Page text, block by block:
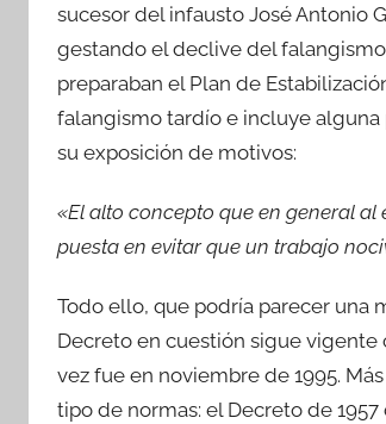
sucesor del infausto José Antonio
gestando el declive del falangismo
preparaban el Plan de
falangismo tardío e incluye
su exposición de motivos:
«El alto concepto que en general
puesta en evitar que un trabajo
Todo ello, que podría parecer una
Decreto en cuestión sigue vigente
vez fue en noviembre de 1995.
tipo de normas: el Decreto de